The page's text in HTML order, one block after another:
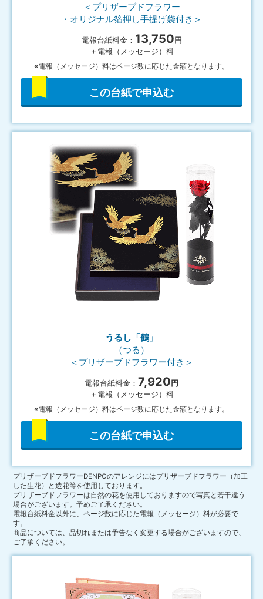
＜プリザーブドフラワー
・オリジナル箔押し手提げ袋付き＞
電報台紙料金： 13,750円
＋電報（メッセージ）料
※電報（メッセージ）料はページ数に応じた金額となります。
この台紙で申込む
うるし「鶴」
（つる）
＜プリザーブドフラワー付き＞
電報台紙料金： 7,920円
＋電報（メッセージ）料
※電報（メッセージ）料はページ数に応じた金額となります。
この台紙で申込む
プリザーブドフラワーDENPOのアレンジにはプリザーブドフラワー（加工
した生花）と造花等を使用しております。
プリザーブドフラワーは自然の花を使用しておりますので写真と若干違う
場合がございます。予めご了承ください。
電報台紙料金以外に、ページ数に応じた電報（メッセージ）料が必要で
す。
商品については、品切れまたは予告なく変更する場合がございますので、
ご了承ください。